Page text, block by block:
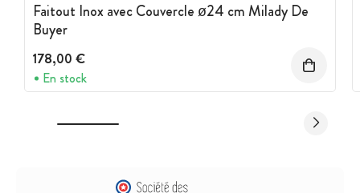
Faitout Inox avec Couvercle ø24 cm Milady De
Buyer
178,00 €
En stock